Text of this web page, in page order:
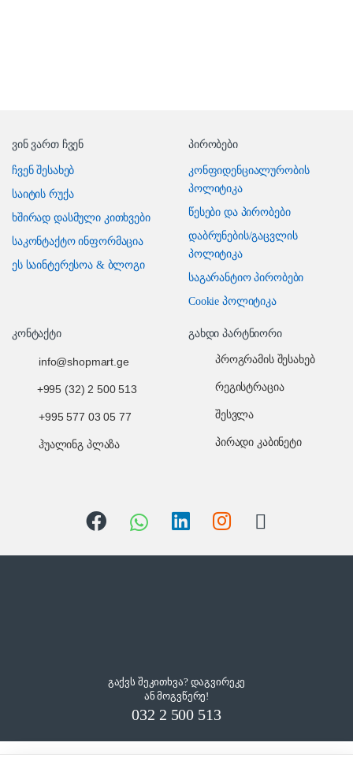
ვინ ვართ ჩვენ
ჩვენ შესახებ
საიტის რუქა
ხშირად დასმული კითხვები
საკონტაქტო ინფორმაცია
ეს საინტერესოა & ბლოგი
პირობები
კონფიდენციალურობის
პოლიტიკა
წესები და პირობები
დაბრუნების/გაცვლის
პოლიტიკა
საგარანტიო პირობები
Cookie პოლიტიკა
კონტაქტი
info@shopmart.ge
+995 (32) 2 500 513
+995 577 03 05 77
ჰუალინგ პლაზა
გახდი პარტნიორი
პროგრამის შესახებ
რეგისტრაცია
შესვლა
პირადი კაბინეტი
გაქვს შეკითხვა? დაგვირეკე
ან მოგვწერე!
032 2 500 513